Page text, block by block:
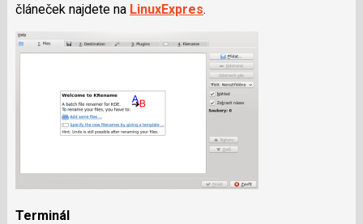
článeček najdete na LinuxExpres.
Terminál